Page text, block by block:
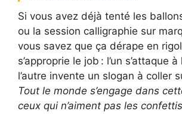
Si vous avez déjà tenté les
ou la session calligraphie sur
vous savez que ça dérape en
s’approprie le job : l’un s’attaque
l’autre invente un slogan à coller
Tout le monde s’engage dans
ceux qui n’aiment pas les